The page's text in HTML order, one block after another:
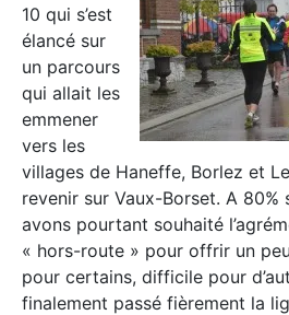
10 qui s’est
élancé sur
un parcours
qui allait les
emmener
vers les
villages de Haneffe, Borlez et
revenir sur Vaux-Borset. A 80%
avons pourtant souhaité
« hors-route » pour offrir un
pour certains, difficile pour
finalement passé fièrement la